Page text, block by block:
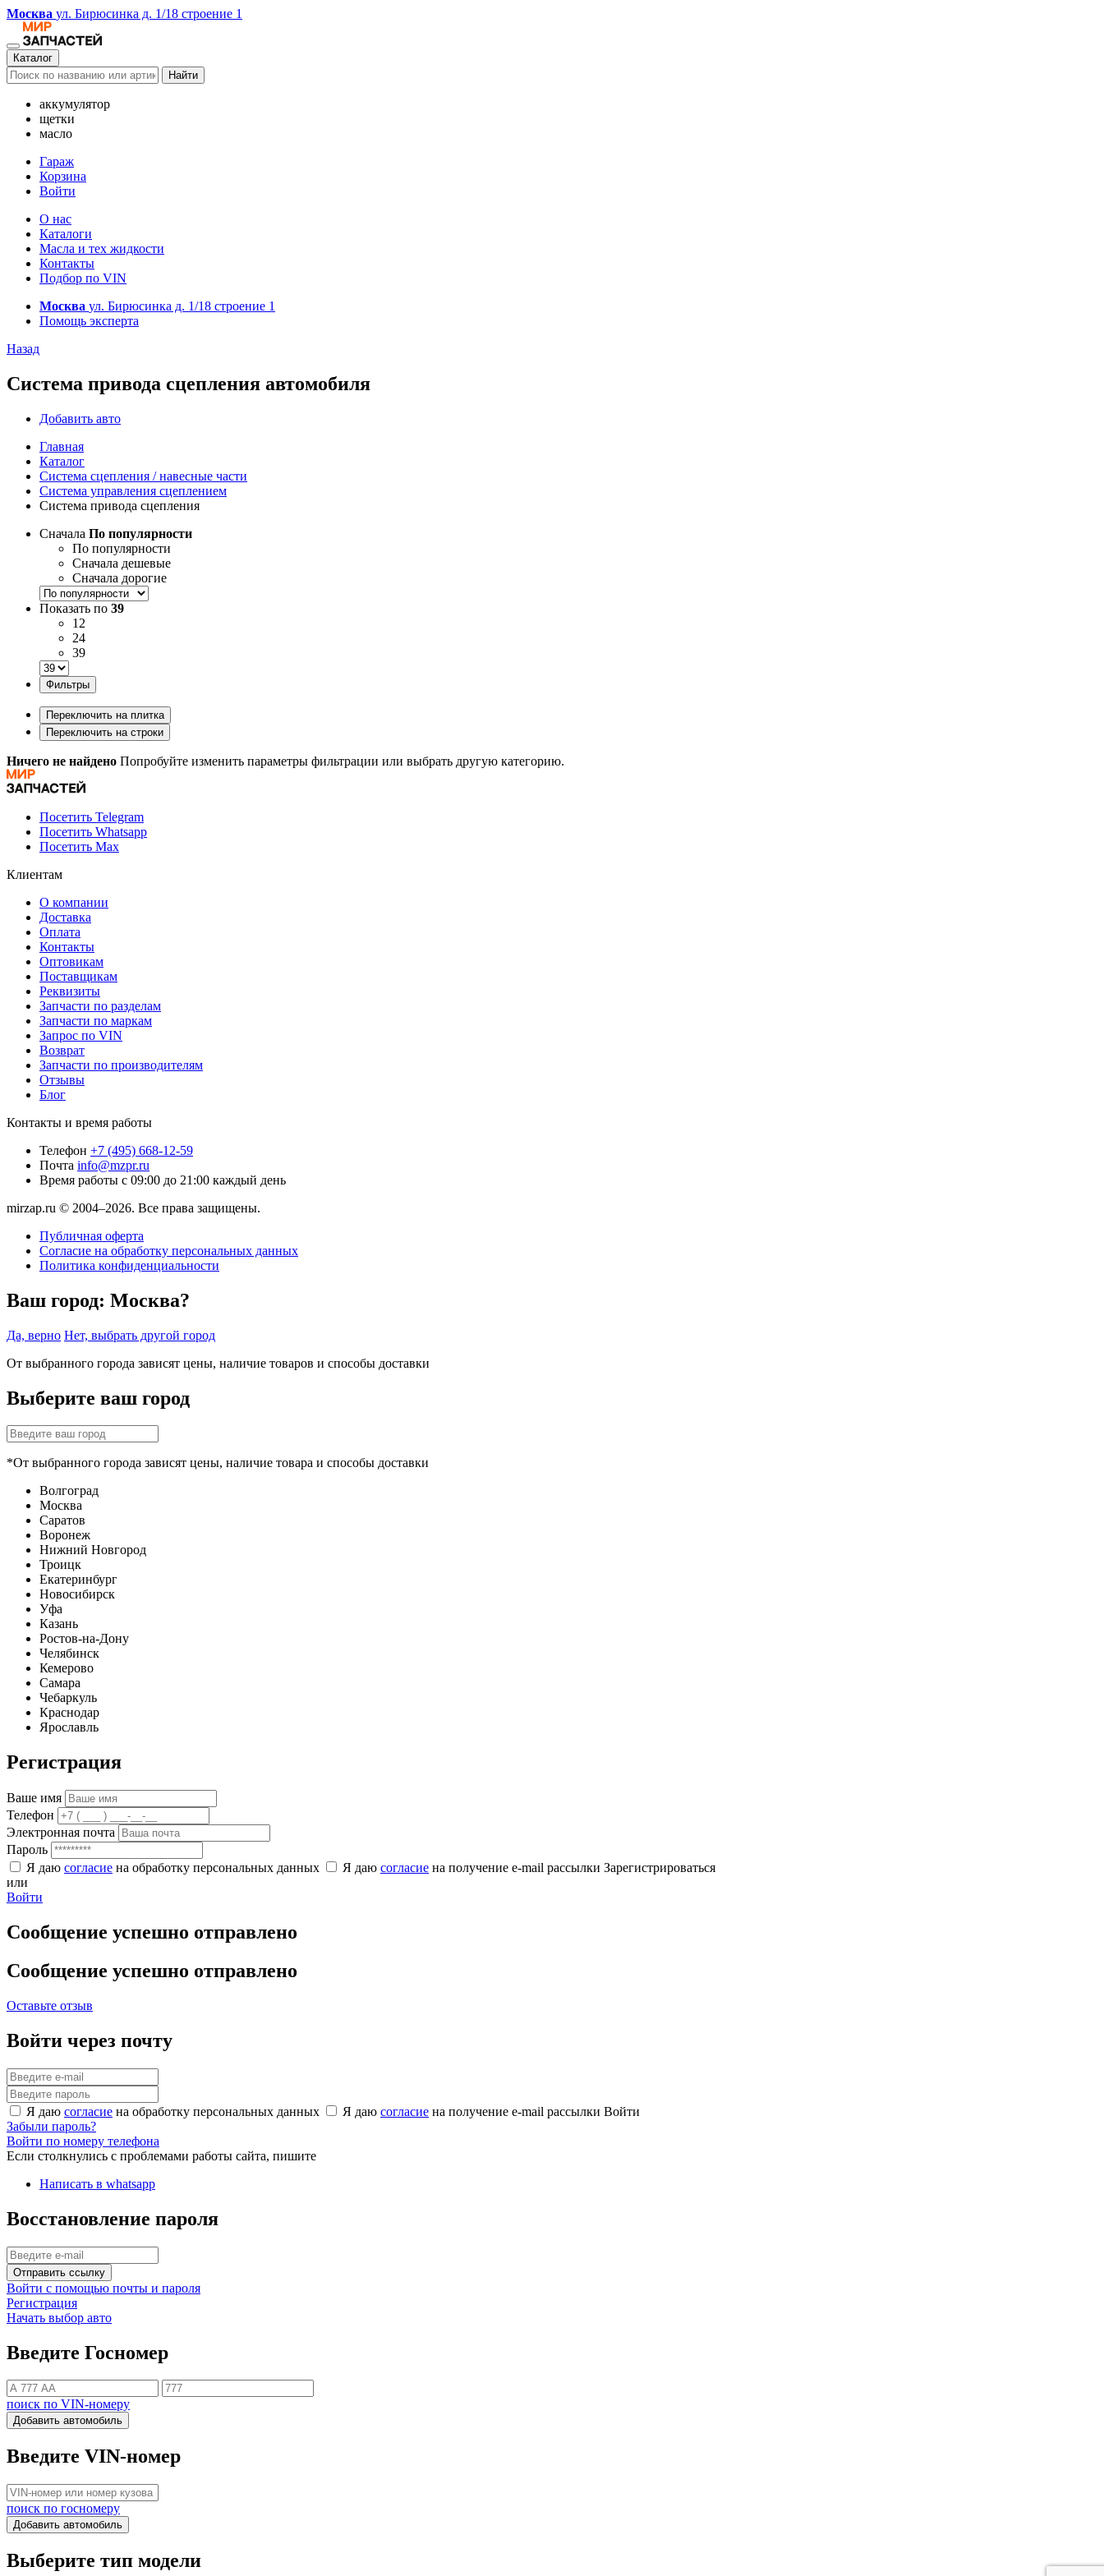
Москва ул. Бирюсинка д. 1/18 строение 1
Каталог
Найти
аккумулятор
щетки
масло
Гараж
Корзина
Войти
О нас
Каталоги
Масла и тех жидкости
Контакты
Подбор по VIN
Москва ул. Бирюсинка д. 1/18 строение 1
Помощь эксперта
Назад
Система привода сцепления автомобиля
Добавить авто
Главная
Каталог
Система сцепления / навесные части
Система управления сцеплением
Система привода сцепления
Сначала По популярности
По популярности
Сначала дешевые
Сначала дорогие
Показать по 39
12
24
39
Фильтры
Переключить на плитка
Переключить на строки
Ничего не найдено Попробуйте изменить параметры фильтрации или выбрать другую категорию.
Посетить Telegram
Посетить Whatsapp
Посетить Max
Клиентам
О компании
Доставка
Оплата
Контакты
Оптовикам
Поставщикам
Реквизиты
Запчасти по разделам
Запчасти по маркам
Запрос по VIN
Возврат
Запчасти по производителям
Отзывы
Блог
Контакты и время работы
Телефон +7 (495) 668-12-59
Почта info@mzpr.ru
Время работы с 09:00 до 21:00 каждый день
mirzap.ru © 2004–2026. Все права защищены.
Публичная оферта
Согласие на обработку персональных данных
Политика конфиденциальности
Ваш город: Москва?
Да, верно Нет, выбрать другой город
От выбранного города зависят цены, наличие товаров и способы доставки
Выберите ваш город
*От выбранного города зависят цены, наличие товара и способы доставки
Волгоград
Москва
Саратов
Воронеж
Нижний Новгород
Троицк
Екатеринбург
Новосибирск
Уфа
Казань
Ростов-на-Дону
Челябинск
Кемерово
Самара
Чебаркуль
Краснодар
Ярославль
Регистрация
Ваше имя
Телефон
Электронная почта
Пароль
Я даю согласие на обработку персональных данных Я даю согласие на получение e-mail рассылки Зарегистрироваться
или
Войти
Сообщение успешно отправлено
Сообщение успешно отправлено
Оставьте отзыв
Войти через почту
Я даю согласие на обработку персональных данных Я даю согласие на получение e-mail рассылки Войти
Забыли пароль?
Войти по номеру телефона
Если столкнулись с проблемами работы сайта, пишите
Написать в whatsapp
Восстановление пароля
Отправить ссылку
Войти с помощью почты и пароля
Регистрация
Начать выбор авто
Введите Госномер
поиск по VIN-номеру
Добавить автомобиль
Введите VIN-номер
поиск по госномеру
Добавить автомобиль
Выберите тип модели